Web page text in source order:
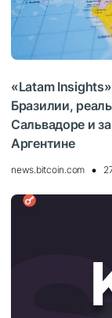
«Latam
Бразилии,
Сальвадоре и
Аргентине
news.bitcoin.com